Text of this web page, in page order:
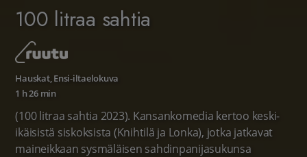
100 litraa sahtia
Hauskat,Ensi-iltaelokuva
1 h 26 min
(100 litraa sahtia 2023). Kansankomedia kertoo keski-
ikäisistä siskoksista (Knihtilä ja Lonka), jotka jatkavat
maineikkaan sysmäläisen sahdinpanijasukunsa